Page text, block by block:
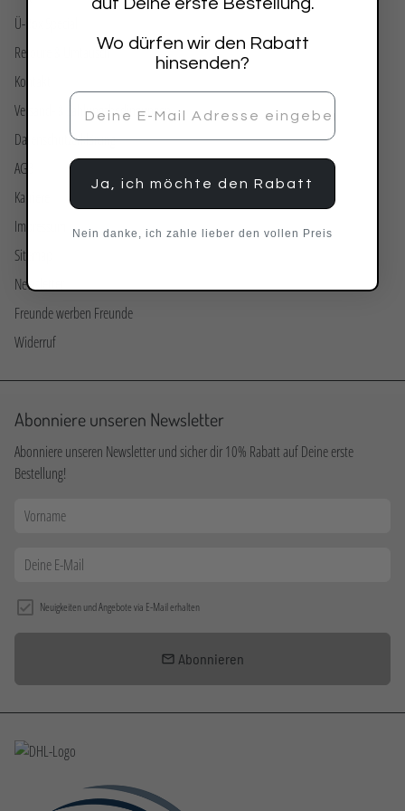
Ü-Box Special
Retoure & Umtausch
Kontakt
Versand- & Zahlungsbedingungen
Datenschutzerklärung
AGB
Karriere
Impressum
Sitemap
Newsletter
Freunde werben Freunde
Widerruf
Abonniere unseren Newsletter
Abonniere unseren Newsletter und sicher dir 10% Rabatt auf Deine erste
Bestellung!
Neuigkeiten und Angebote via E-Mail erhalten
email Abonnieren
Wo dürfen wir den Rabatt
hinsenden?
Ja, ich möchte den Rabatt
Nein danke, ich zahle lieber den vollen Preis